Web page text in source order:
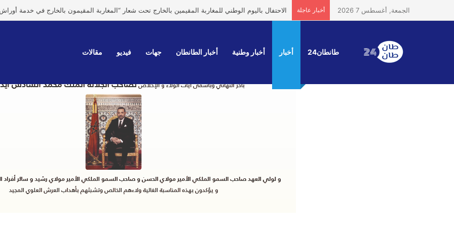
الجمعة, أغسطس 7 2026 أخبار عاجلة وصول السيد بوريطة إلى كالي لتمثيل جلالة الملك في حفل تنصيب الرئيس الكولومبي الجديد
طانطان24 أخبار أخبار وطنية أخبار الطانطان جهات فيديو مقالات